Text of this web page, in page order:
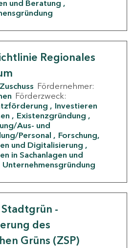
und Beratung
Regionales
Zuschuss Fördernehmer:
Förderzweck:
Investieren
Existenzgründung
Aus- und
Personal
Forschung,
und Digitalisierung
in Sachanlagen und
Unternehmensgründung
-
des
Grüns (ZSP)